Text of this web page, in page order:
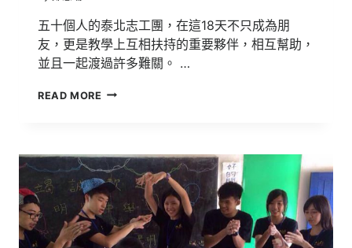
五十個人的泰北志工團，在這18天不只成為朋
友，更是教學上互相扶持的重要夥伴，相互幫助，
並且一起渡過許多難關。 …
READ MORE 泰
務
學
習
|
憶．
星